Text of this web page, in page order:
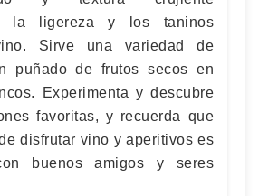
la ligereza y los taninos
Sirve una variedad de
puñado de frutos secos en
Experimenta y descubre
favoritas, y recuerda que
disfrutar vino y aperitivos es
buenos amigos y seres